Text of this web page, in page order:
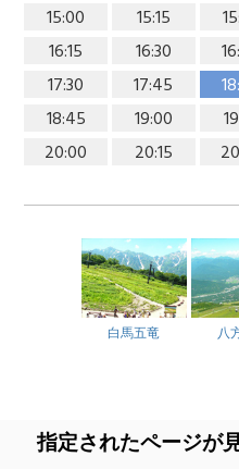
15:00
15:15
16:15
16:30
17:30
17:45
18:45
19:00
20:00
20:15
白馬五竜 八